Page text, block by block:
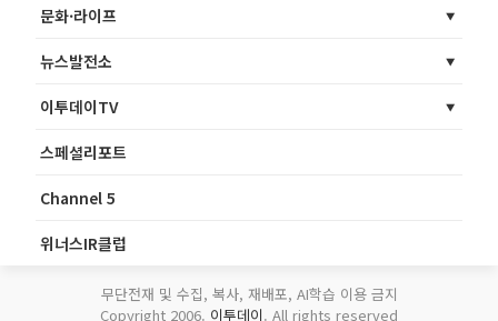
문화·라이프
뉴스발전소
이투데이TV
스페셜리포트
Channel 5
위너스IR클럽
무단전재 및 수집, 복사, 재배포, AI학습 이용 금지
Copyright 2006. 이투데이. All rights reserved